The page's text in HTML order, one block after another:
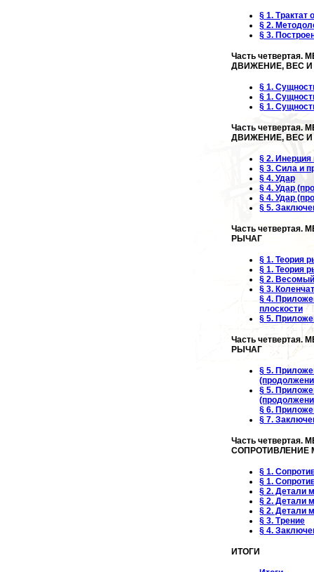
§ 1. Трактат
§ 2.
§ 3.
Часть
ДВИЖЕНИЕ, ВЕС
§ 1.
§ 1.
§ 1.
Часть
ДВИЖЕНИЕ, ВЕС
§ 2. Инерция
§ 3. Сила и
§ 4. Удар
§ 4. Удар
§ 4. Удар
§ 5.
Часть
РЫЧАГ
§ 1. Теория
§ 1. Теория
§ 2.
§ 3.
§ 4.
плоскости
§ 5.
Часть
РЫЧАГ
§ 5.
§ 5.
§ 6.
§ 7.
Часть
CОПРОТИВЛЕНИЕ
§ 1.
§ 1.
§ 2. Детали
§ 2. Детали
§ 2. Детали
§ 3. Трение
§ 4.
ИТОГИ